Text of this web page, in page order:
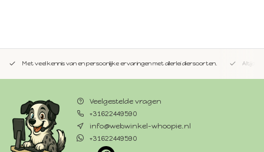
Met veel kennis van en persoonlijke ervaringen met allerlei diersoorten. Altijd
Veelgestelde vragen
+31622449590
info@webwinkel-whoopie.nl
+31622449590